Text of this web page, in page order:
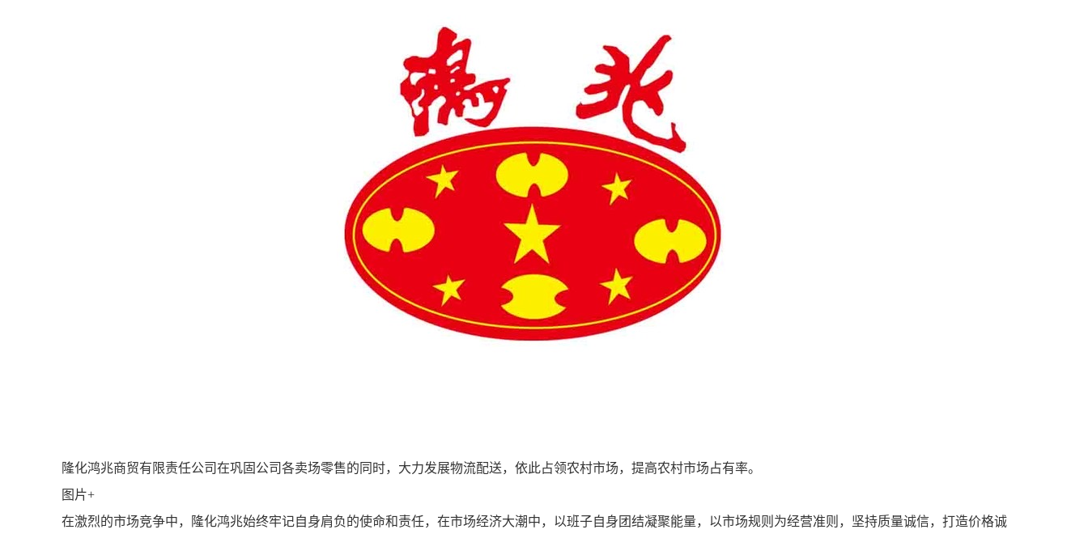
隆化鸿兆商贸有限责任公司在巩固公司各卖场零售的同时，大力发展物流配送，依此占领农村市场，提高农村市场占有率。
图片+
在激烈的市场竞争中，隆化鸿兆始终牢记自身肩负的使命和责任，在市场经济大潮中，以班子自身团结凝聚能量，以市场规则为经营准则，坚持质量诚信，打造价格诚